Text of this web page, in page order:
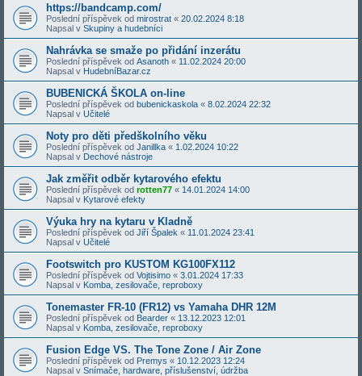
https://bandcamp.com/
Poslední příspěvek od mirostrat « 20.02.2024 8:18
Napsal v Skupiny a hudebníci
Nahrávka se smaže po přidání inzerátu
Poslední příspěvek od Asanoth « 11.02.2024 20:00
Napsal v HudebníBazar.cz
BUBENICKÁ ŠKOLA on-line
Poslední příspěvek od bubenickaskola « 8.02.2024 22:32
Napsal v Učitelé
Noty pro děti předškolního věku
Poslední příspěvek od Janillka « 1.02.2024 10:22
Napsal v Dechové nástroje
Jak změřit odběr kytarového efektu
Poslední příspěvek od rotten77 « 14.01.2024 14:00
Napsal v Kytarové efekty
Výuka hry na kytaru v Kladně
Poslední příspěvek od Jiří Špalek « 11.01.2024 23:41
Napsal v Učitelé
Footswitch pro KUSTOM KG100FX112
Poslední příspěvek od Vojtisimo « 3.01.2024 17:33
Napsal v Komba, zesilovače, reproboxy
Tonemaster FR-10 (FR12) vs Yamaha DHR 12M
Poslední příspěvek od Bearder « 13.12.2023 12:01
Napsal v Komba, zesilovače, reproboxy
Fusion Edge VS. The Tone Zone / Air Zone
Poslední příspěvek od Premys « 10.12.2023 12:24
Napsal v Snímače, hardware, příslušenství, údržba